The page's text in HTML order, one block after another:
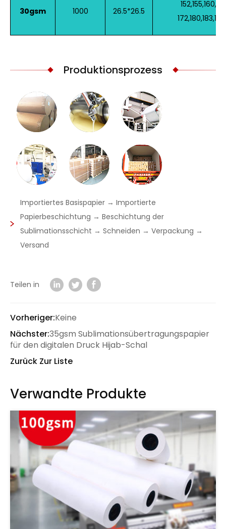
30gsm 1000 26.5*26.5
Produktionsprozess
Importiertes Basispapier → Importierte
Papierbeschichtung → Beschichtung der
Sublimationsschicht → Schneiden → Verpackung →
Versand
Teilen in
Vorheriger:Keine
Nächster:35gsm Sublimationsübertragungspapier
für den digitalen Druck Hijab-Schal
Zurück Zur Liste
Verwandte Produkte